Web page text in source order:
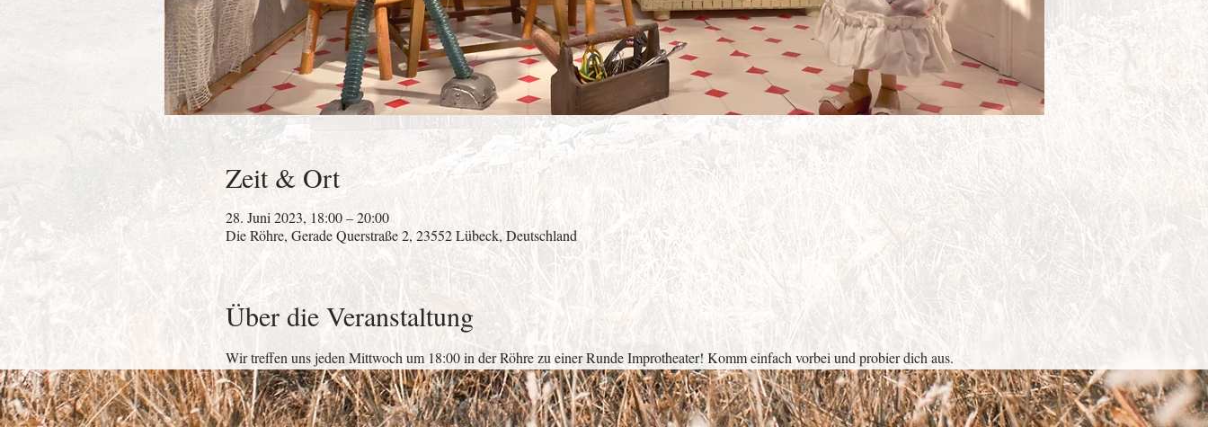
Zeit & Ort
28. Juni 2023, 18:00 – 20:00
Die Röhre, Gerade Querstraße 2, 23552 Lübeck, Deutschland
Über die Veranstaltung
Wir treffen uns jeden Mittwoch um 18:00 in der Röhre zu einer Runde Improtheater! Komm einfach vorbei und probier dich aus.